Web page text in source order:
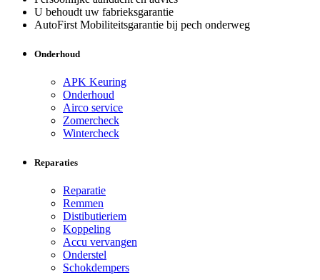
U behoudt uw fabrieksgarantie
AutoFirst Mobiliteitsgarantie bij pech onderweg
Onderhoud
APK Keuring
Onderhoud
Airco service
Zomercheck
Wintercheck
Reparaties
Reparatie
Remmen
Distibutieriem
Koppeling
Accu vervangen
Onderstel
Schokdempers